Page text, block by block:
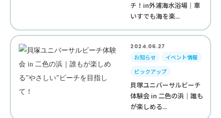
チ！in外浦海水浴場｜車
いすでも海を楽...
2024.06.27
お知らせ
イベント情報
ピックアップ
貝塚ユニバーサルビーチ
体験会 in 二色の浜｜誰も
が楽しめる...